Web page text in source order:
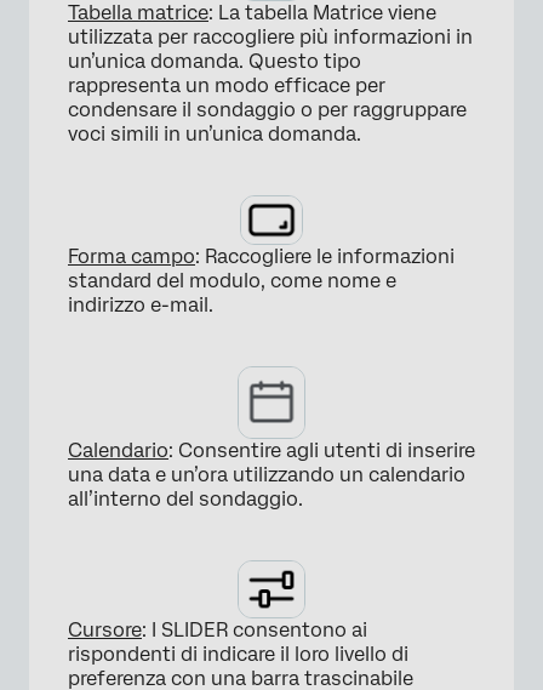
×
Tabella matrice: La tabella Matrice viene
utilizzata per raccogliere più informazioni in
un’unica domanda. Questo tipo
rappresenta un modo efficace per
condensare il sondaggio o per raggruppare
voci simili in un’unica domanda.
Forma campo: Raccogliere le informazioni
standard del modulo, come nome e
indirizzo e-mail.
Calendario: Consentire agli utenti di inserire
una data e un’ora utilizzando un calendario
all’interno del sondaggio.
Cursore: I SLIDER consentono ai
rispondenti di indicare il loro livello di
preferenza con una barra trascinabile